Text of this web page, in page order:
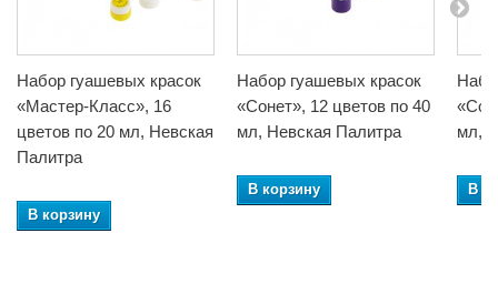
Набор гуашевых красок
«Мастер-Класс», 16
цветов по 20 мл, Невская
Палитра
В корзину
Набор гуашевых красок
«Сонет», 12 цветов по 40
мл, Невская Палитра
В корзину
мл,
В